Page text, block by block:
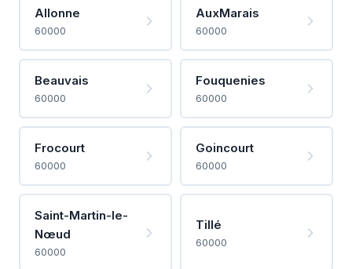
Allonne
60000
AuxMarais
60000
Beauvais
60000
Fouquenies
60000
Frocourt
60000
Goincourt
60000
Saint-Martin-le-
Nœud
60000
Tillé
60000